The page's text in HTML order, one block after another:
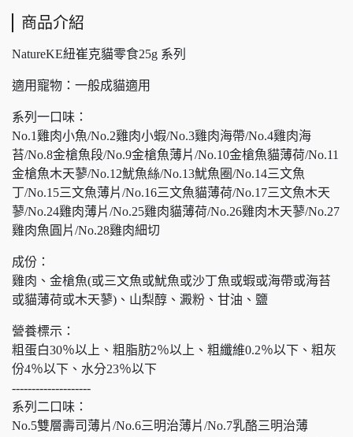
商品介紹
NatureKE紐崔克貓零食25g 系列
適用寵物：一般成貓適用
系列一口味：
No.1雞肉小魚/No.2雞肉小蝦/No.3雞肉海帶/No.4雞肉海
苔/No.8金槍魚段/No.9金槍魚薄片/No.10金槍魚貓薄荷/No.11
金槍魚木天蓼/No.12魷魚絲/No.13魷魚圈/No.14三文魚
丁/No.15三文魚薄片/No.16三文魚貓薄荷/No.17三文魚木天
蓼/No.24雞肉薄片/No.25雞肉貓薄荷/No.26雞肉木天蓼/No.27
雞肉魚圓片/No.28雞肉細切
成份：
雞肉、金槍魚(或三文魚或魷魚或沙丁魚或蝦或海帶或海苔
或貓薄荷或木天蓼)、山梨醇、澱粉、甘油、鹽
營養標示：
粗蛋白30％以上、粗脂肪2％以上、粗纖維0.2％以下、粗灰
份4％以下、水分23％以下
--------------------
系列二口味：
No.5雙層壽司薄片/No.6三明治薄片/No.7乳酪三明治薄